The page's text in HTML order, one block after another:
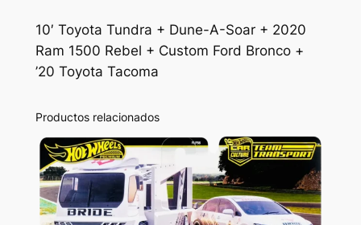
10′ Toyota Tundra + Dune-A-Soar + 2020
Ram 1500 Rebel + Custom Ford Bronco +
’20 Toyota Tacoma
Productos relacionados